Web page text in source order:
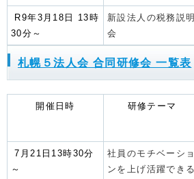
R9年3月18日 13時
30分～
新設法人の税務説明
会
札幌５法人会 合同研修会 一覧表
開催日時 研修テーマ
7月21日13時30分
～
社員のモチベーショ
ンを上げ活躍できる